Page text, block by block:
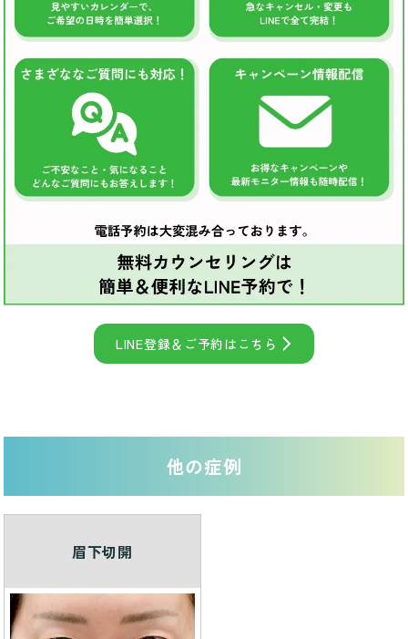
LINE登録＆ご予約はこちら
他の症例
眉下切開